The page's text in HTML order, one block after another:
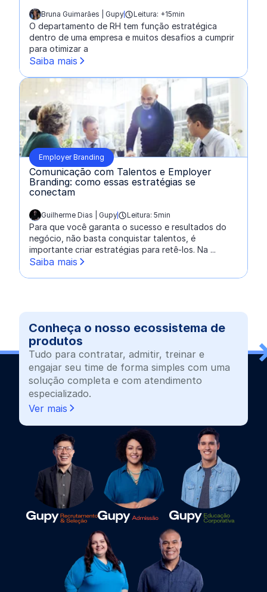
escrito por:
Bruna Guimarães | Gupy Leitura: +15min
O departamento de RH tem função estratégica
dentro de uma empresa e muitos desafios a cumprir
para otimizar a
Saiba mais
Employer Branding
Comunicação com Talentos e Employer
Branding: como essas estratégias se
conectam
escrito por:
Guilherme Dias | Gupy Leitura: 5min
Para que você garanta o sucesso e resultados do
negócio, não basta conquistar talentos, é
importante criar estratégias para retê-los. Na ...
Saiba mais
Conheça o nosso ecossistema de
produtos
Tudo para contratar, admitir, treinar e
engajar seu time de forma simples com uma
solução completa e com atendimento
especializado.
Ver mais